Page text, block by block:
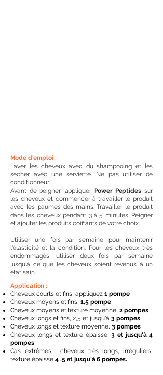
Mode d'emploi :
Laver les cheveux avec du shampooing et les
sécher avec une serviette. Ne pas utiliser de
conditionneur.
Avant de peigner, appliquer Power Peptidessur
les cheveux et commencer à travailler le produit
avec les paumes des mains. Travailler le produit
dans les cheveux pendant 3 à 5 minutes. Peigner
et ajouter les produits coiffants de votre choix.
Utiliser une fois par semaine pour maintenir
l'élasticité et la condition. Pour les cheveux très
endommagés, utiliser deux fois par semaine
jusqu'à ce que les cheveux soient revenus à un
état sain.
Application :
Cheveux courts et fins, appliquez 1 pompe
Cheveux moyens et fins, 1,5 pompe
Cheveux moyens et texture moyenne, 2 pompes
Cheveux longs et fins, 2,5 et jusqu'à 3 pompes
Cheveux longs et texture moyenne, 3 pompes
Cheveux longs et texture épaisse,3 et jusqu'à 4
pompes
Cas extrêmes : cheveux très longs, irréguliers,
texture épaisse 4 ,5 et jusqu'à 6 pompes.